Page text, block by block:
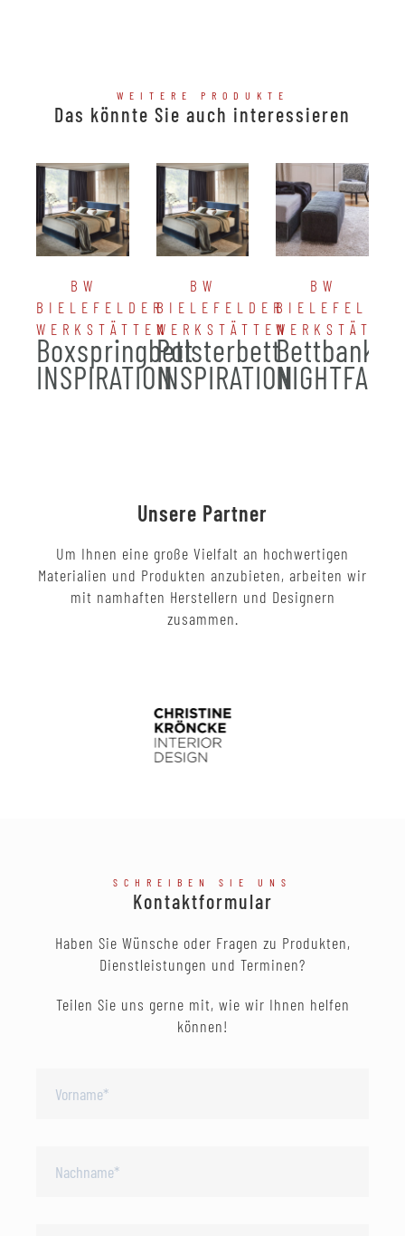
WEITERE PRODUKTE
Das könnte Sie auch interessieren
BW
BIELEFELDER
WERKSTÄTTEN
Boxspringbett
INSPIRATION
BW
BIELEFELDER
WERKSTÄTTEN
Polsterbett
INSPIRATION
BW
BIELEFELDER
Bettbank
NIGHTFALL
Unsere Partner
Um Ihnen eine große Vielfalt an hochwertigen
Materialien und Produkten anzubieten, arbeiten wir
mit namhaften Herstellern und Designern
zusammen.
SCHREIBEN SIE UNS
Kontaktformular
Haben Sie Wünsche oder Fragen zu Produkten,
Dienstleistungen und Terminen?
Teilen Sie uns gerne mit, wie wir Ihnen helfen
können!